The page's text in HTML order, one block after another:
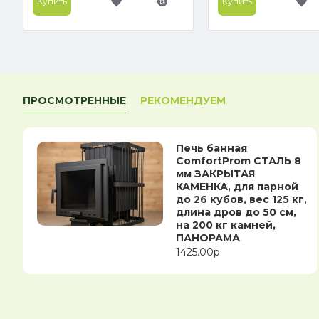
ПРОСМОТРЕННЫЕ РЕКОМЕНДУЕМ
Печь банная
ComfortProm СТАЛЬ 8
мм ЗАКРЫТАЯ
КАМЕНКА, для парной
до 26 кубов, вес 125 кг,
длина дров до 50 см,
на 200 кг камней,
ПАНОРАМА
1425.00р.